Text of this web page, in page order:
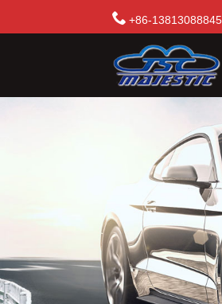
+86-13813088845